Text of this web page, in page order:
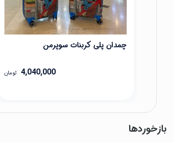
چمدان پلی کربنات سوپرمن
4,040,000 تومان
بازخوردها